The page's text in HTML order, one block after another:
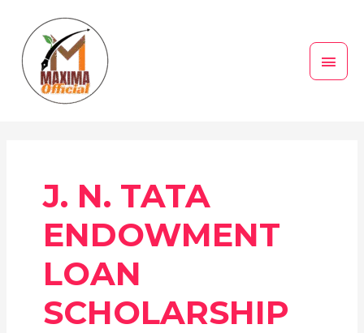
content
J. N. TATA
ENDOWMENT
LOAN
SCHOLARSHIP